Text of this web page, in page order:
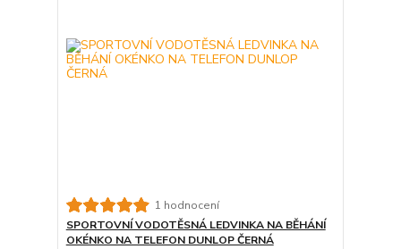
1 hodnocení
SPORTOVNÍ VODOTĚSNÁ LEDVINKA NA BĚHÁNÍ
OKÉNKO NA TELEFON DUNLOP ČERNÁ